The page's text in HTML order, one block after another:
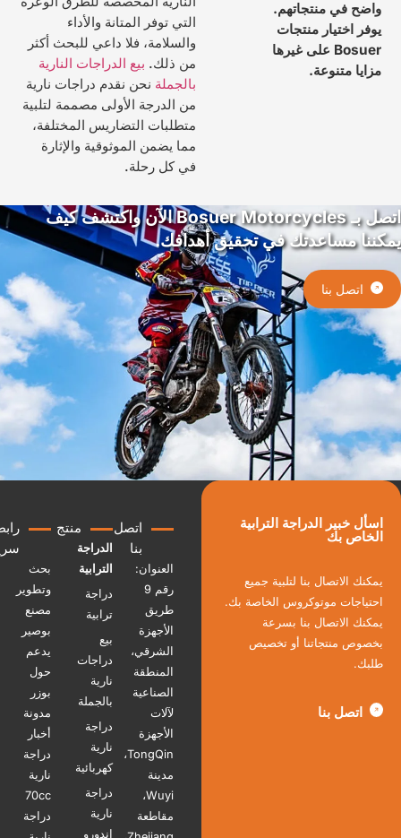
في منتجاتهم.
اختيار منتجات
Bosuer على غيرها
متنوعة.
التي توفر المتانة والأداء
والسلامة، فلا داعي للبحث أكثر
من ذلك.بيع الدراجات النارية
بالجملةنحن نقدم دراجات نارية
من الدرجة الأولى مصممة لتلبية
متطلبات التضاريس المختلفة،
مما يضمن الموثوقية والإثارة
في كل رحلة.
اتصل بـ Bosuer Motorcycles الآن واكتشف كيف
مساعدتك في تحقيق أهدافك.
اتصل بنا
خبير الدراجة الترابية
بك
الاتصال بنا لتلبية جميع
موتوكروس الخاصة بك.
الاتصال بنا بسرعة
منتجاتنا أو تخصيص
اتصل بنا
اتصل
العنوان:
رقم 9
طريق
الأجهزة
الشرقي،
المنطقة
الصناعية
لآلات
الأجهزة
TongQin،
مدينة
Wuyi،
مقاطعة
منتج
الدراجة
الترابية
دراجة
ترابية
دراجات
نارية
بالجملة
دراجة
نارية
كهربائية
دراجة
نارية
إندورو
رابط
سريع
وتطوير
مصنع
بوصير
يدعم
مدونة
دراجة
70cc
دراجة